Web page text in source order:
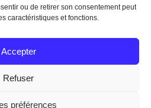
ou de retirer son consentement peut
caractéristiques et fonctions.
Accepter
Refuser
préférences